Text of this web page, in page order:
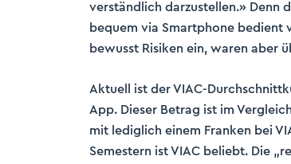
verständlich darzustellen.» Denn
bequem via Smartphone bedient
bewusst Risiken ein, waren aber
Aktuell ist der VIAC-
App. Dieser Betrag ist im
mit lediglich einem Franken bei
Semestern ist VIAC beliebt. Die